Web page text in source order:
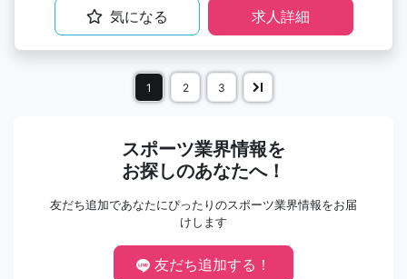
気になる 求人詳細
1 2 3
スポーツ業界情報を
お探しのあなたへ！
友だち追加であなたにぴったりのスポーツ業界情報をお届
けします
友だち追加する！